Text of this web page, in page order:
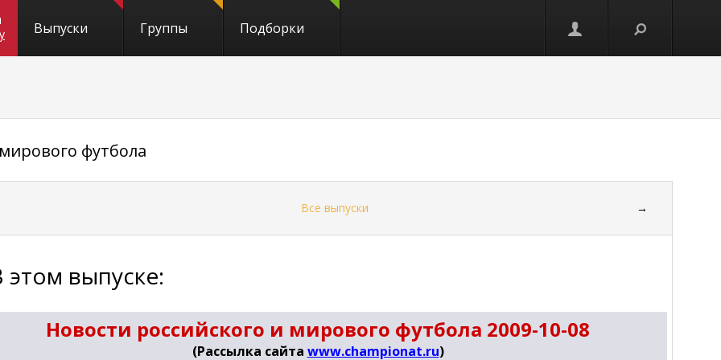
Выпуски Группы Подборки
футбола
Все выпуски →
этом выпуске:
Новости российского и мирового футбола 2009-10-08
(Рассылка сайта www.championat.ru)